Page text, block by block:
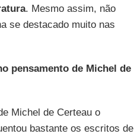
. Mesmo assim, não
se destacado muito nas
pensamento de Michel de
Michel de Certeau o
bastante os escritos de